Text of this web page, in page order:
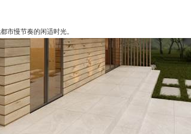
市慢节奏的闲适时光。